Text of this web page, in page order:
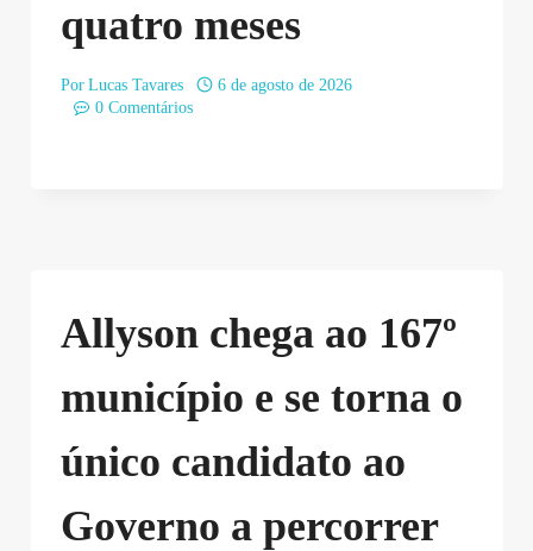
quatro meses
Por Lucas Tavares
6 de agosto de 2026
0 Comentários
Allyson chega ao 167º
município e se torna o
único candidato ao
Governo a percorrer